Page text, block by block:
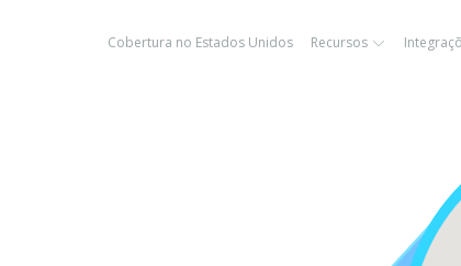
Cobertura no Estados Unidos Recursos